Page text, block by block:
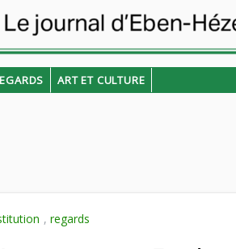
ART ET CULTURE
, regards